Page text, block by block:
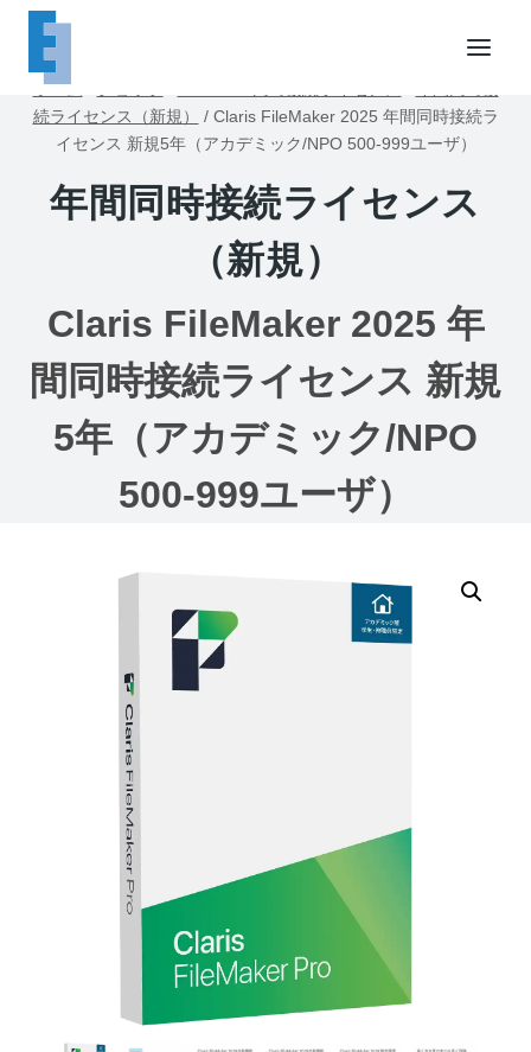
ホーム
続ライセンス（新規）
/ Claris FileMaker 2025 年間同時接続ラ
イセンス 新規5年（アカデミック/NPO 500-999ユーザ）
年間同時接続ライセンス
（新規）
Claris FileMaker 2025 年
間同時接続ライセンス 新規
5年（アカデミック/NPO
500-999ユーザ）